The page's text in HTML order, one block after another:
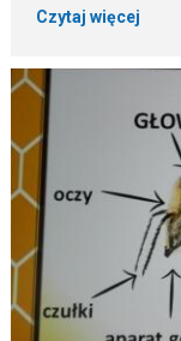
Czytaj więcej